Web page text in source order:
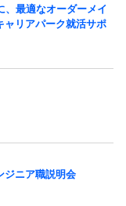
、最適なオーダーメイ
ャリアパーク就活サポ
ジニア職説明会